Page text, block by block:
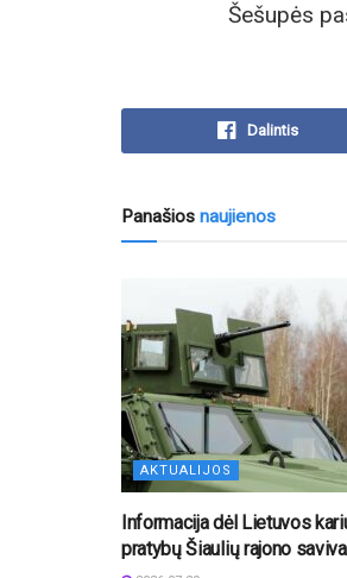
Šešupės
Dalintis
Panašios naujienos
AKTUALIJOS
Informacija dėl Lietuvos
pratybų Šiaulių rajono